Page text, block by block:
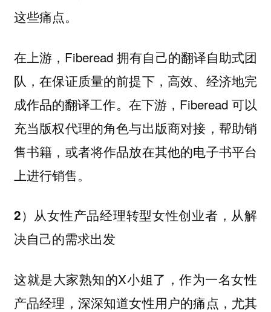
这些痛点。
在上游，Fiberead 拥有自己的翻译自助式团
队，在保证质量的前提下，高效、经济地完
成作品的翻译工作。在下游，Fiberead 可以
充当版权代理的角色与出版商对接，帮助销
售书籍，或者将作品放在其他的电子书平台
上进行销售。
2）从女性产品经理转型女性创业者，从解
决自己的需求出发
这就是大家熟知的X小姐了，作为一名女性
产品经理，深深知道女性用户的痛点，尤其